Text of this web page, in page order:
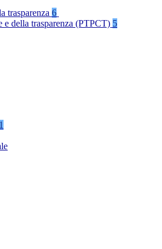
trasparenza 6
e della trasparenza (PTPCT) 5
1